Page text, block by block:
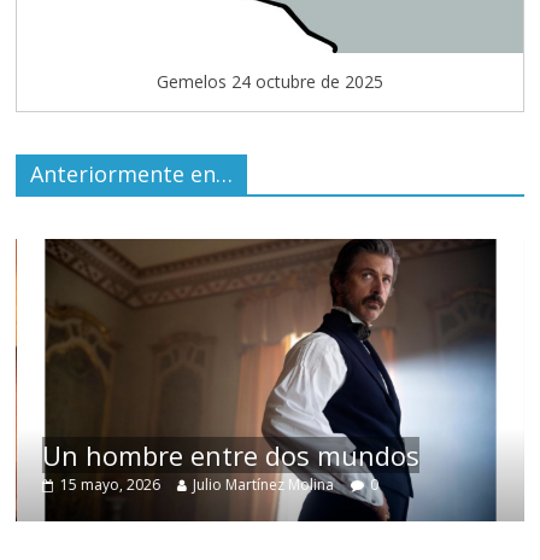
Gemelos 24 octubre de 2025
Anteriormente en…
Un hombre entre dos mundos
15 mayo, 2026 Julio Martínez Molina 0